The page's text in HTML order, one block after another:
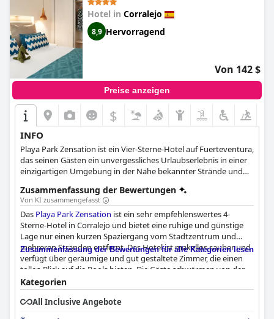
Hotel in Corralejo
8,9 Hervorragend
Von 142 $
Preise anzeigen
$
INFO
Playa Park Zensation ist ein Vier-Sterne-Hotel auf Fuerteventura,
das seinen Gästen ein unvergessliches Urlaubserlebnis in einer
einzigartigen Umgebung in der Nähe bekannter Strände und
hochwertige Dienstleistungen und Einrichtungen, darunter
verschiedene Pools, Bars, Restaurants, Zimmeroptionen, ein Spa
und ein Fitnessstudio. Fuerteventura ist ideal, um Sportarten
wie Wandern, Laufen, Golf, Radfahren und Wassersport zu
treiben. Mit seiner Nähe zum Botanischen Park, zum Naturpark
von Corralejo und zu zwei Golfplätzen ist das Playa Park
Zensation der perfekte Ausgangspunkt für die Erkundung der
Attraktionen der Insel und für Outdoor-Aktivitäten, die einen
unvergesslichen Aufenthalt für alle Gäste garantieren.
Zusammenfassung der Bewertungen
Von KI zusammengefasst
Das Playa Park Zensation ist ein sehr empfehlenswertes 4-
Sterne-Hotel in Corralejo und bietet eine ruhige und günstige
Lage nur einen kurzen Spaziergang vom Stadtzentrum und
mehreren Stränden entfernt. Das Hotel ist makellos sauber und
verfügt über geräumige und gut gestaltete Zimmer, die einen
tollen Blick auf die Pools bieten. Die Gäste schwärmen von der
vielfältigen und köstlichen Frühstücksauswahl, während das
Abendbuffet ausgewogen ist und mit regionalen und
internationalen Gerichten für jeden Geschmack etwas bereithält.
Zusammenfassung der Bewertungen für alle Kategorien lesen
Kategorien
All Inclusive Angebote